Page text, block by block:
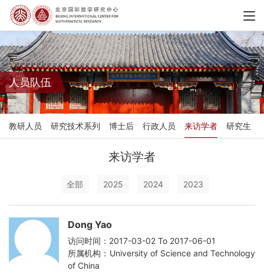
人员队伍
教研人员 研究技术系列 博士后 行政人员 来访学者 研究生
来访学者
全部 2025 2024 2023
Dong Yao
访问时间：2017-03-02 To 2017-06-01
所属机构：University of Science and Technology
of China